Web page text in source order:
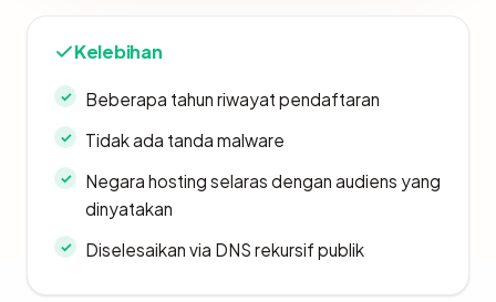
Kelebihan
Beberapa tahun riwayat pendaftaran
Tidak ada tanda malware
Negara hosting selaras dengan audiens yang
dinyatakan
Diselesaikan via DNS rekursif publik